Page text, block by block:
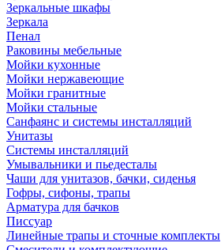
Зеркальные шкафы
Зеркала
Пенал
Раковины мебельные
Мойки кухонные
Мойки нержавеющие
Мойки гранитные
Мойки стальные
Санфаянс и системы инсталляций
Унитазы
Системы инсталляций
Умывальники и пьедесталы
Чаши для унитазов, бачки, сиденья
Гофры, сифоны, трапы
Арматура для бачков
Писсуар
Линейные трапы и сточные комплекты